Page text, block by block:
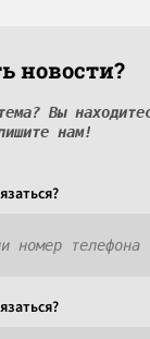
новости?
Вы
нам!